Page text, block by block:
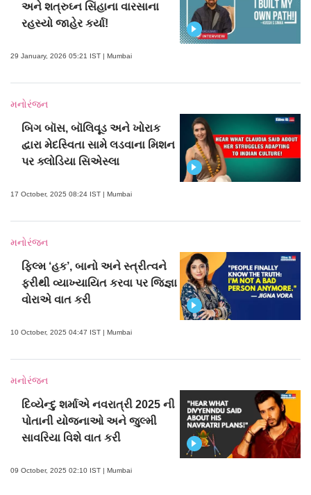
અને શત્રુઘ્ન સિંહાના વારસાના
રહસ્યો જાહેર કર્યા!
29 January, 2026 05:21 IST | Mumbai
મનોરંજન
બિગ બૉસ, બૉલિવૂડ અને ખોરાક
દ્વારા મેદસ્વિતા સામે લડવાના મિશન
પર ક્લોડિયા સિએસ્લા
17 October, 2025 08:24 IST | Mumbai
મનોરંજન
ફિલ્મ ‘હક’, બાનો અને સ્ત્રીત્વને
ફરીથી વ્યાખ્યાયિત કરવા પર જિજ્ઞા
વોરાએ વાત કરી
10 October, 2025 04:47 IST | Mumbai
મનોરંજન
દિવ્યેન્દુ શર્માએ નવરાત્રી 2025 ની
પોતાની યોજનાઓ અને જુલ્મી
સાવરિયા વિશે વાત કરી
09 October, 2025 02:10 IST | Mumbai